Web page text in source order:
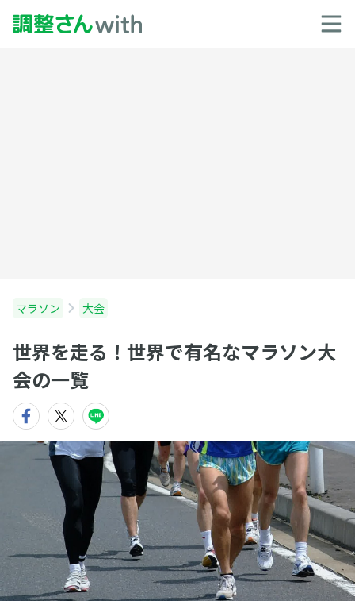
マラソン 大会
世界を走る！世界で有名なマラソン大
会の一覧